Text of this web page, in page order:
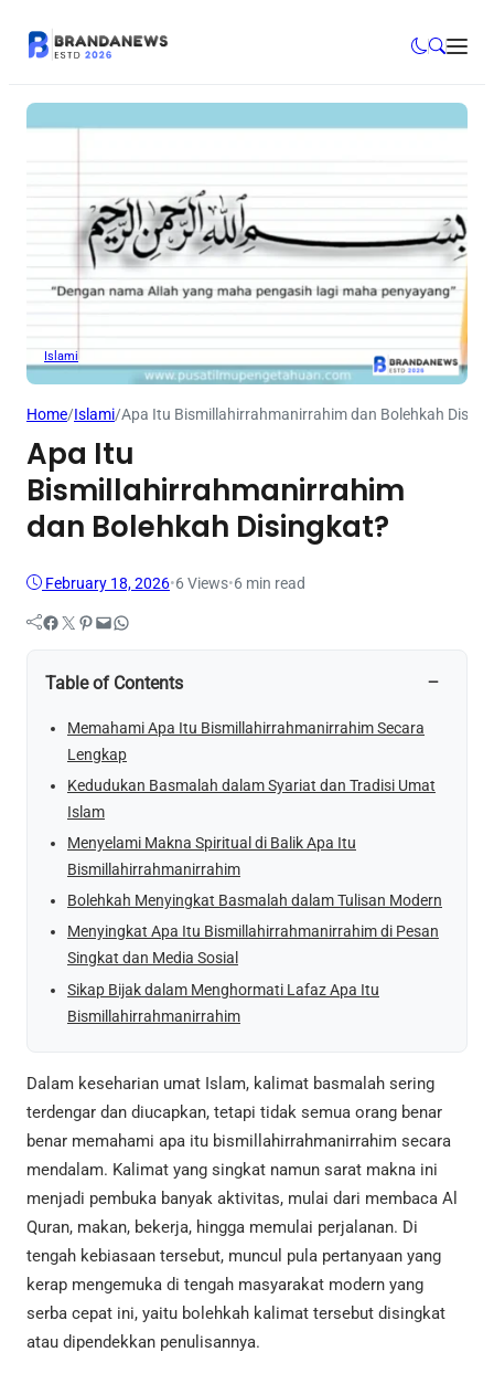
Islami
Home/Islami/Apa Itu Bismillahirrahmanirrahim dan Bolehkah
Apa Itu
Bismillahirrahmanirrahim
dan Bolehkah Disingkat?
February 18, 2026•6Views•6 min read
Facebook Twitter Pinterest Mail WhatsApp
Table of Contents −
Memahami Apa Itu Bismillahirrahmanirrahim Secara
Lengkap
Kedudukan Basmalah dalam Syariat dan Tradisi Umat
Islam
Menyelami Makna Spiritual di Balik Apa Itu
Bismillahirrahmanirrahim
Bolehkah Menyingkat Basmalah dalam Tulisan Modern
Menyingkat Apa Itu Bismillahirrahmanirrahim di Pesan
Singkat dan Media Sosial
Sikap Bijak dalam Menghormati Lafaz Apa Itu
Bismillahirrahmanirrahim
Dalam keseharian umat Islam, kalimat basmalah sering
terdengar dan diucapkan, tetapi tidak semua orang benar
benar memahami apa itu bismillahirrahmanirrahim secara
mendalam. Kalimat yang singkat namun sarat makna ini
menjadi pembuka banyak aktivitas, mulai dari membaca Al
Quran, makan, bekerja, hingga memulai perjalanan. Di
tengah kebiasaan tersebut, muncul pula pertanyaan yang
kerap mengemuka di tengah masyarakat modern yang
serba cepat ini, yaitu bolehkah kalimat tersebut disingkat
atau dipendekkan penulisannya.